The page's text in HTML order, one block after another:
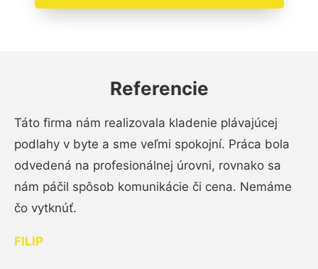
Referencie
Táto firma nám realizovala kladenie plávajúcej
podlahy v byte a sme veľmi spokojní. Práca bola
odvedená na profesionálnej úrovni, rovnako sa
nám páčil spôsob komunikácie či cena. Nemáme
čo vytknúť.
FILIP